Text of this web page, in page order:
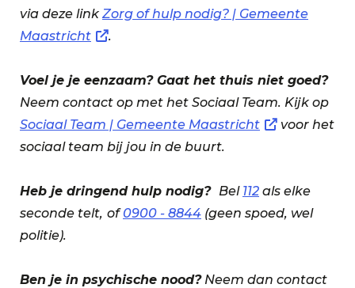
via deze link Zorg of hulp nodig? | Gemeente
Maastricht
.
Voel je je eenzaam? Gaat het thuis niet goed?
Neem contact op met het Sociaal Team. Kijk op
Sociaal Team | Gemeente Maastricht
voor het
sociaal team bij jou in de buurt.
Heb je dringend hulp nodig? Bel 112 als elke
seconde telt, of0900 - 8844 (geen spoed, wel
politie).
Ben je in psychische nood?Neem dan contact